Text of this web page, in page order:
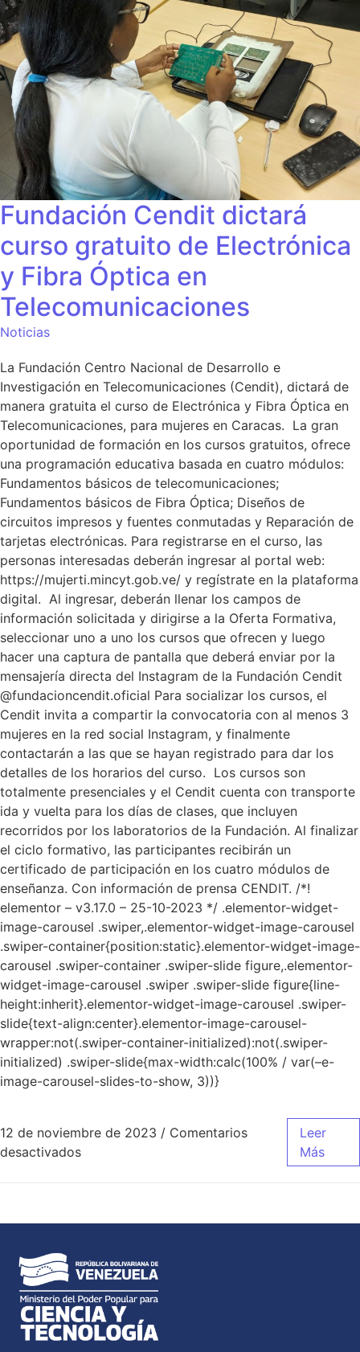
Fundación Cendit dictará
curso gratuito de Electrónica
y Fibra Óptica en
Telecomunicaciones
Noticias
La Fundación Centro Nacional de Desarrollo e
Investigación en Telecomunicaciones (Cendit), dictará de
manera gratuita el curso de Electrónica y Fibra Óptica en
Telecomunicaciones, para mujeres en Caracas. La gran
oportunidad de formación en los cursos gratuitos, ofrece
una programación educativa basada en cuatro módulos:
Fundamentos básicos de telecomunicaciones;
Fundamentos básicos de Fibra Óptica; Diseños de
circuitos impresos y fuentes conmutadas y Reparación de
tarjetas electrónicas. Para registrarse en el curso, las
personas interesadas deberán ingresar al portal web:
https://mujerti.mincyt.gob.ve/ y regístrate en la plataforma
digital. Al ingresar, deberán llenar los campos de
información solicitada y dirigirse a la Oferta Formativa,
seleccionar uno a uno los cursos que ofrecen y luego
hacer una captura de pantalla que deberá enviar por la
mensajería directa del Instagram de la Fundación Cendit
@fundacioncendit.oficial Para socializar los cursos, el
Cendit invita a compartir la convocatoria con al menos 3
mujeres en la red social Instagram, y finalmente
contactarán a las que se hayan registrado para dar los
detalles de los horarios del curso. Los cursos son
totalmente presenciales y el Cendit cuenta con transporte
ida y vuelta para los días de clases, que incluyen
recorridos por los laboratorios de la Fundación. Al finalizar
el ciclo formativo, las participantes recibirán un
certificado de participación en los cuatro módulos de
enseñanza. Con información de prensa CENDIT. /*!
elementor – v3.17.0 – 25-10-2023 */ .elementor-widget-
image-carousel .swiper,.elementor-widget-image-carousel
.swiper-container{position:static}.elementor-widget-image-
carousel .swiper-container .swiper-slide figure,.elementor-
widget-image-carousel .swiper .swiper-slide figure{line-
height:inherit}.elementor-widget-image-carousel .swiper-
slide{text-align:center}.elementor-image-carousel-
wrapper:not(.swiper-container-initialized):not(.swiper-
initialized) .swiper-slide{max-width:calc(100% / var(–e-
image-carousel-slides-to-show, 3))}
12 de noviembre de 2023 / Comentarios
desactivados
Leer
Más